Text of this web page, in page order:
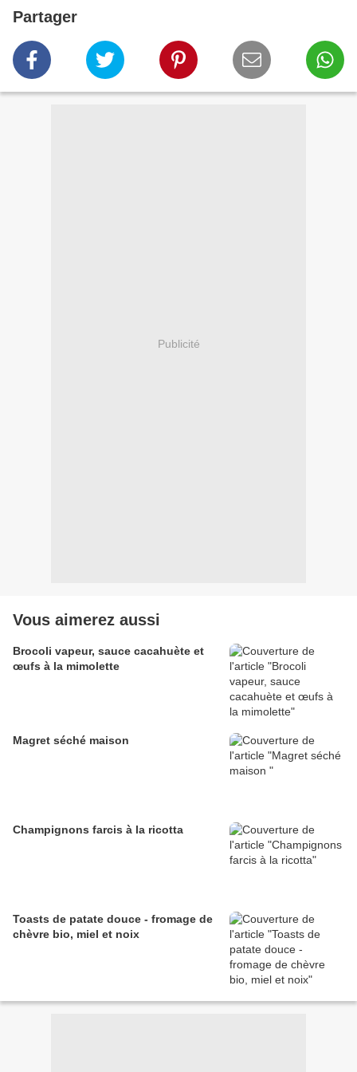
Partager
Publicité
Vous aimerez aussi
Brocoli vapeur, sauce cacahuète et
œufs à la mimolette
Magret séché maison
Champignons farcis à la ricotta
Toasts de patate douce - fromage de
chèvre bio, miel et noix